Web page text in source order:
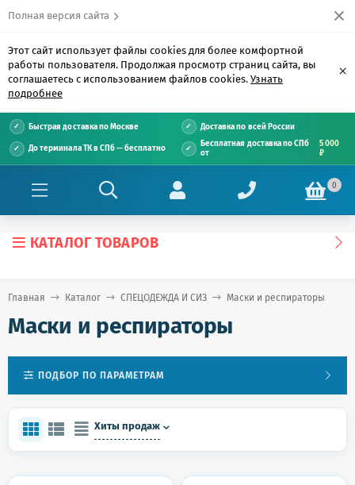
Полная версия сайта
Этот сайт использует файлы cookies для более комфортной
работы пользователя. Продолжая просмотр страниц сайта, вы
соглашаетесь с использованием файлов cookies. Узнать
подробнее
×
Быстрая доставка по Москве Доставка по всей России
До терминала ТК в СПб — бесплатно
Бесплатная доставка по СПб
от
5 000
₽
0
КАТАЛОГ ТОВАРОВ
Главная Каталог СПЕЦОДЕЖДА И СИЗ Маски и респираторы
Маски и респираторы
ПОДБОР ПО ПАРАМЕТРАМ
Хиты продаж